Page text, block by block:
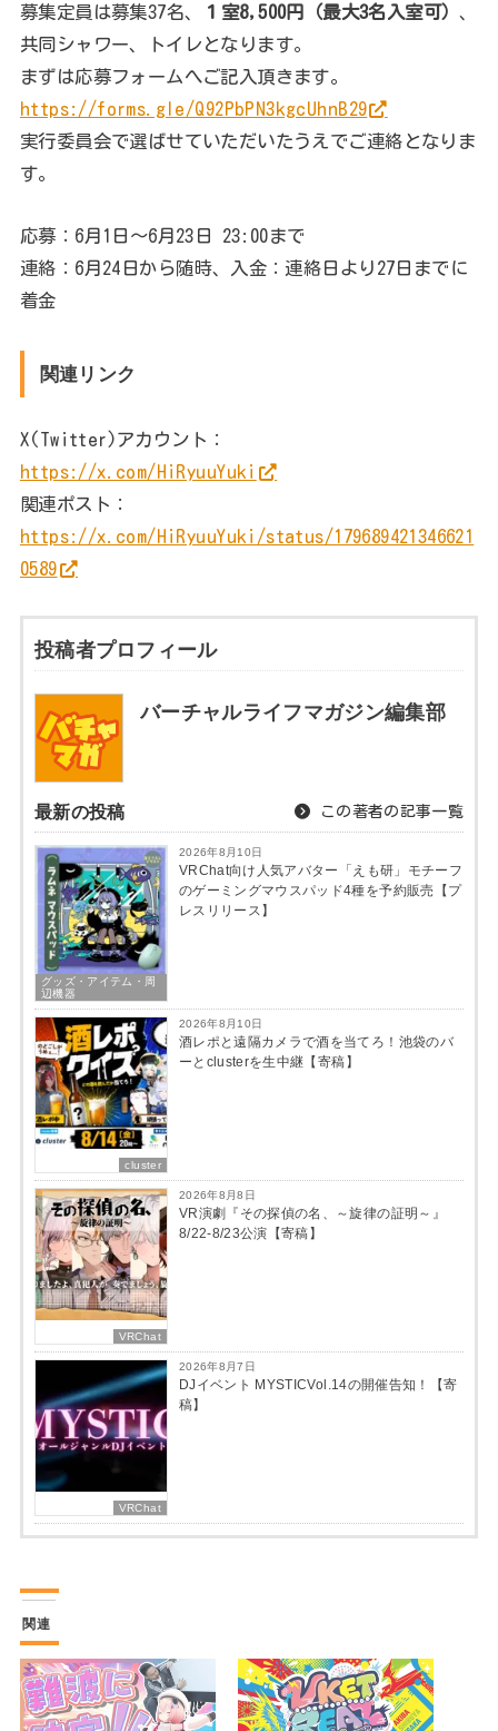
募集定員は募集37名、 １室8,500円（最大3名入室可）、
共同シャワー、トイレとなります。
まずは応募フォームへご記入頂きます。
https://forms.gle/Q92PbPN3kgcUhnB29
実行委員会で選ばせていただいたうえでご連絡となりま
す。
応募：6月1日～6月23日 23:00まで
連絡：6月24日から随時、入金：連絡日より27日までに
着金
関連リンク
X(Twitter)アカウント：
https://x.com/HiRyuuYuki
関連ポスト：
https://x.com/HiRyuuYuki/status/179689421346621
0589
投稿者プロフィール
バーチャルライフマガジン編集部
最新の投稿 この著者の記事一覧
グッズ・アイテム・周
辺機器
2026年8月10日
VRChat向け人気アバター「えも研」モチーフ
のゲーミングマウスパッド4種を予約販売【プ
レスリリース】
cluster
2026年8月10日
酒レポと遠隔カメラで酒を当てろ！池袋のバ
ーとclusterを生中継【寄稿】
VRChat
2026年8月8日
VR演劇『その探偵の名、～旋律の証明～』
8/22-8/23公演【寄稿】
VRChat
2026年8月7日
DJイベント MYSTICVol.14の開催告知！【寄
稿】
関連